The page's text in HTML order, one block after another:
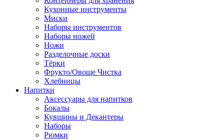
Кухонные инструменты
Миски
Наборы инструментов
Наборы ножей
Ножи
Разделочные доски
Тёрки
Фрукто/Овоще Чистка
Хлебницы
Напитки
Аксессуары для напитков
Бокалы
Кувшины и Декантеры
Наборы
Рюмки